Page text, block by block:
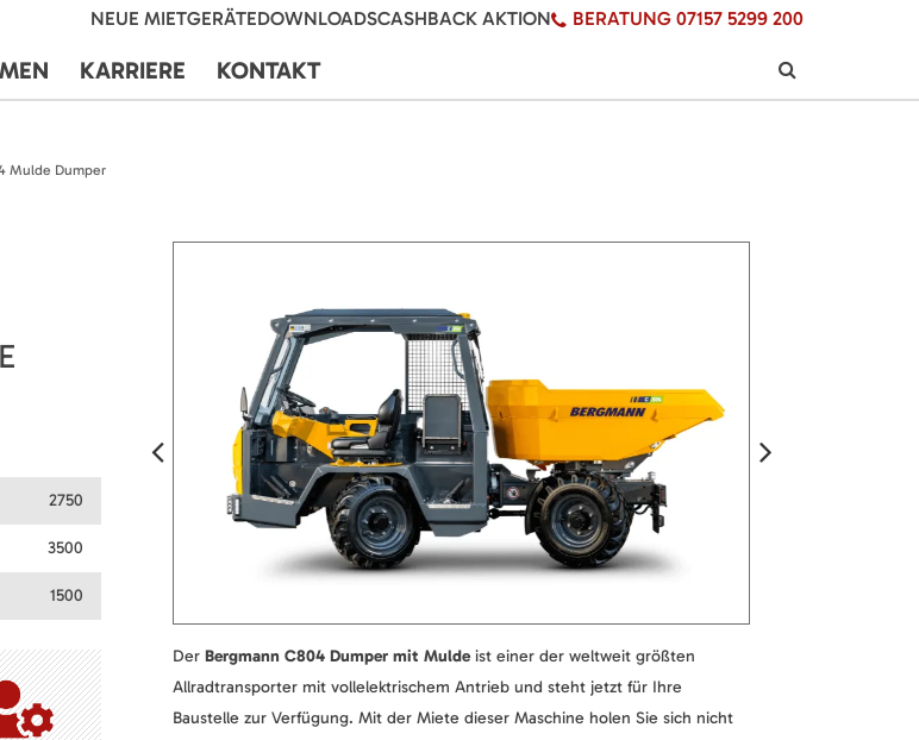
NEUE MIETGERÄTEDOWNLOADSCASHBACK AKTION BERATUNG 07157 5299 200
KARRIERE KONTAKT
Mulde Dumper
2750
3500
1500
Der Bergmann C804 Dumper mit Muldeist einer der weltweit größten
Allradtransporter mit vollelektrischem Antrieb und steht jetzt für Ihre
Baustelle zur Verfügung. Mit der Miete dieser Maschine holen Sie sich nicht